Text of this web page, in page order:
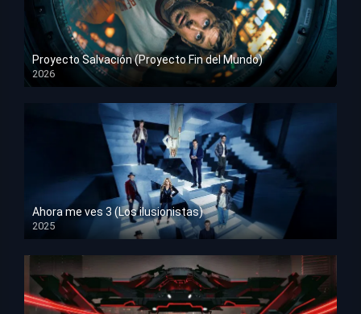
Proyecto Salvación (Proyecto Fin del Mundo)
2026
HD 1080p
Ahora me ves 3 (Los ilusionistas)
2025
HD 1080p